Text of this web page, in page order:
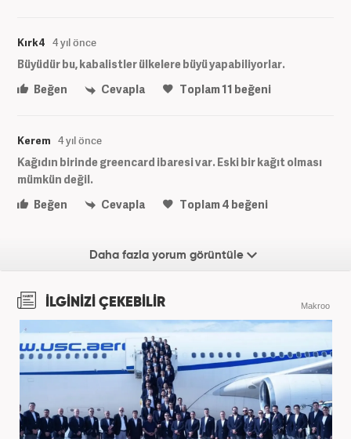
Kırk4 4 yıl önce
Büyüdür bu, kabalistler ülkelere büyü yapabiliyorlar.
Beğen
Cevapla Toplam11 beğeni
Kerem 4 yıl önce
Kağıdın birinde greencard ibaresi var. Eski bir kağıt olması
mümkün değil.
Beğen
Cevapla Toplam4 beğeni
Daha fazla yorum görüntüle
İLGİNİZİ ÇEKEBİLİR Makroo